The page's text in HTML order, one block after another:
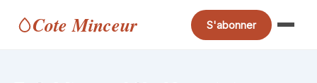
Cote Minceur S'abonner